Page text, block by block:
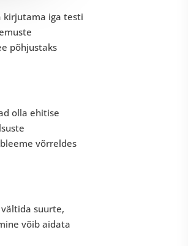
kirjutama iga testi
põhjustaks
olla ehitise
võrreldes
suurte,
võib aidata